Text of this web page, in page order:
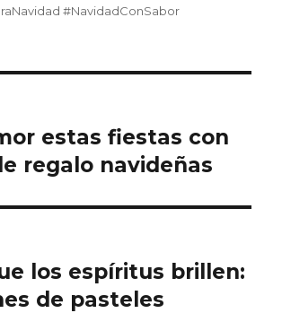
#NavidadConSabor
estas fiestas con
regalo navideñas
los espíritus brillen:
de pasteles